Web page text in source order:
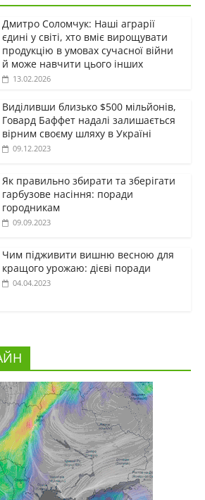
Дмитро Соломчук: Наші аграрії
єдині у світі, хто вміє вирощувати
продукцію в умовах сучасної війни
й може навчити цього інших
13.02.2026
Виділивши близько $500 мільйонів,
Говард Баффет надалі залишається
вірним своєму шляху в Україні
09.12.2023
Як правильно збирати та зберігати
гарбузове насіння: поради
городникам
09.09.2023
Чим підживити вишню весною для
кращого урожаю: дієві поради
04.04.2023